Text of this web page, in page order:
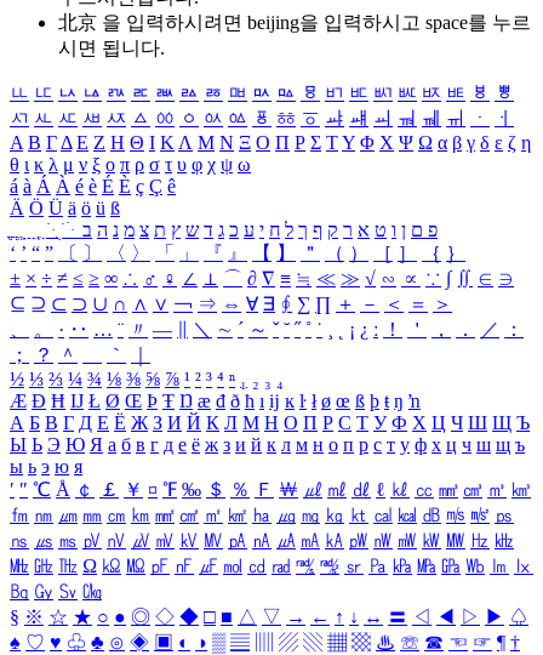
北京 을 입력하시려면 beijing을 입력하시고 space를 누르
시면 됩니다.
ㅥ ㅦ ㅧ ㅨ ㅩ ㅪ ㅫ ㅬ ㅭ ㅮ ㅯ ㅰ ㅱ ㅲ ㅳ ㅴ ㅵ ㅶ ㅷ ㅸ
ㅹ
ㅺ ㅻ ㅼ ㅽ ㅾ ㅿ ㆀ ㆁ ㆂ ㆃ ㆄ ㆅ ㆆ ㆇ ㆈ ㆉ ㆊ ㆋ ㆌ ㆍ
ㆎ
Α Β ΓΔ Ε Ζ Η Θ Ι ΚΛ Μ Ν Ξ Ο Π Ρ Σ ΤΥ Φ Χ Ψ Ω α β γ δ ε ζ η
θ ι κ λ μ ν ξ ο π ρ σ τ υ φ χ ψ ω
á à Á À é è É È ç Ç ê
Ä Ö Ü ä ö ü ß
ִֶֹ ֻּ ׁׂ פ ם ן ו ט א ר ק ף ך ל ח י ע כ ג ד ש ץ ת צ מ נ ה ב
‘ ’ “ ” 〔 〕 〈 〉 「 」 『 』 【 】 ＂ （ ） ［ ］ ｛ ｝
± × ÷ ≠ ≤ ≥ ∞ ∴ ♂ ♀ ∠ ⊥ ⌒ ∂ ∇ ≡ ≒ ≪ ≫ √ ∽ ∝ ∵ ∫ ∬ ∈ ∋
⊆ ⊇ ⊂ ⊃ ∪ ∩ ∧ ∨ ￢ ⇒ ⇔ ∀ ∃ ∮ ∑ ∏ ＋ － ＜ ＝
＞
、
。 · ‥ … ¨ 〃 ― ＼ ∼ ´ ～ ˇ ˘ ˝ ˚ ˙ ¸ ¡ ¿ ː ！ ＇ ， ． ／
：
；
？ ＾ ｀
½ ⅓ ⅔ ¼ ¾ ⅛ ⅜ ⅝ ⅞ ¹ ² ³ ⁴ ⁿ ₁ ₂ ₃ ₄
Æ Ð Ħ Ĳ Ł Ø Œ Þ Ŧ Ŋ æ đ ð ħ ı ĳ ĸ ŀ ł ø œ ß þ ŧ ŋ ŉ
А Б В Г Д Е Ё Ж З И Й К Л М Н О П Р С Т У Ф Х Ц Ч Ш Щ Ъ
Ы Ь Э Ю Я а б в г д е ё ж з и й к л м н о п р с т у ф х ц ч ш щ ъ
ы ь э ю я
′ ″ ℃ Å ￠ ￡ ￥ ¤ ℉ ‰ ＄ ％ Ｆ ￦ ㎕ ㎖ ㎗ ℓ ㎘ ㏄ ㎣ ㎤ ㎥ ㎦
㎙ ㎚ ㎛ ㎜ ㎝ ㎞ ㎟ ㎠ ㎡ ㎢ ㏊ ㎍ ㎎ ㎏ ㏏ ㎈ ㎉ ㏈ ㎧ ㎨ ㎰
㎱ ㎲ ㎳ ㎴ ㎵ ㎶ ㎷ ㎸ ㎹ ㎀ ㎁ ㎂ ㎃ ㎄ ㎺ ㎻ ㎽ ㎾ ㎿ ㎐ ㎑
㎒ ㎓ ㎔ Ω ㏀ ㏁ ㎊ ㎋ ㎌ ㏖ ㏅ ㎭ ㎮ ㎯ ㏛ ㎩ ㎪ ㎫ ㎬ ㏝ ㏐
㏓
㏃ ㏉ ㏜ ㏆
§ ※ ☆ ★ ○ ● ◎ ◇ ◆ □ ■ △ ▽ → ← ↑ ↓ ↔ 〓 ◁ ◀ ▷ ▶ ♤
♠ ♡ ♥ ♧ ♣ ⊙ ◈ ▣ ◐ ◑ ▒ ▤ ▨ ▧ ▦ ▩ ♨ ☏ ☎ ☜ ☞ ¶ †